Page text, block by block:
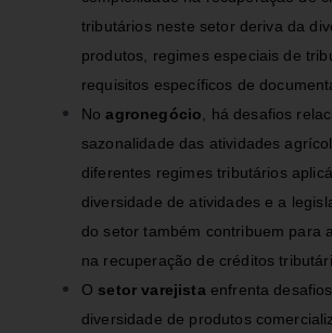
tributários neste setor deriva da
produtos, regimes especiais de
requisitos específicos de
Noagronegócio , há desafios
sazonalidade das atividades
diferentes regimes tributários
diversidade de atividades e a
do setor também contribuem para
na recuperação de créditos
O setor varejista enfrenta
diversidade de produtos